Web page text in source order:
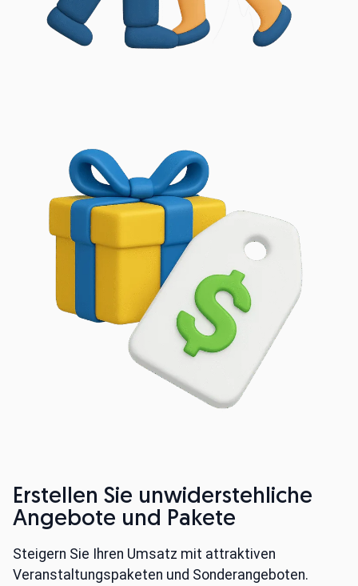
Erstellen Sie unwiderstehliche
Angebote und Pakete
Steigern Sie Ihren Umsatz mit attraktiven
Veranstaltungspaketen und Sonderangeboten.